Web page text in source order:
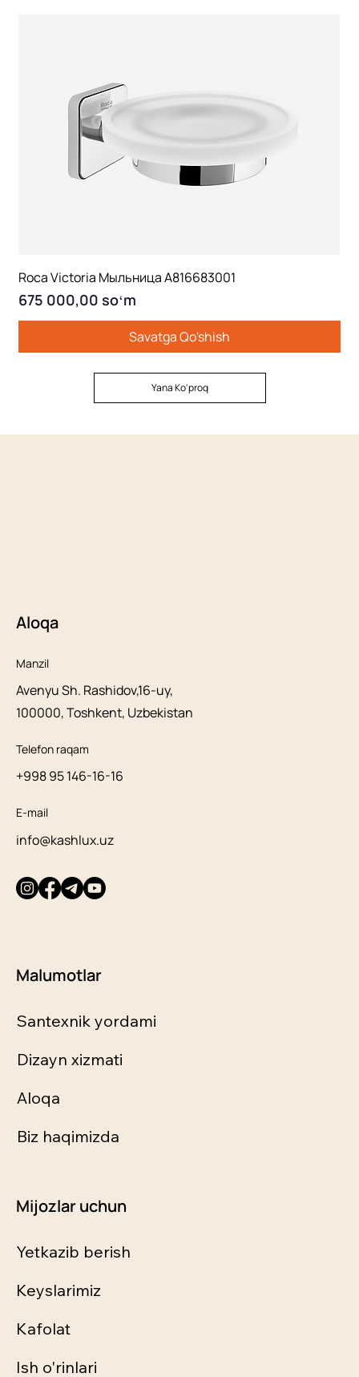
Roca Victoria Мыльница A816683001
Price
675 000,00 soʻm
Savatga Qo'shish
Yana Ko'proq
Aloqa
Manzil
Avenyu Sh. Rashidov,16-uy,
100000, Toshkent, Uzbekistan
Telefon raqam
+998 95 146-16-16
E-mail
info@kashlux.uz
Malumotlar
Santexnik yordami
Dizayn xizmati
Aloqa
Biz haqimizda
Mijozlar uchun
Yetkazib berish
Keyslarimiz
Kafolat
Ish o'rinlari